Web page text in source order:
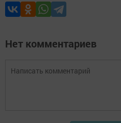
Нет комментариев